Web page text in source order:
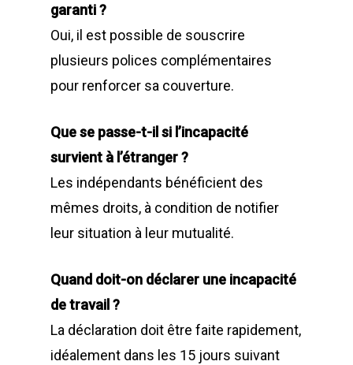
garanti ?
Oui, il est possible de souscrire
plusieurs polices complémentaires
pour renforcer sa couverture.
Que se passe-t-il si l’incapacité
survient à l’étranger ?
Les indépendants bénéficient des
mêmes droits, à condition de notifier
leur situation à leur mutualité.
Quand doit-on déclarer une incapacité
de travail ?
La déclaration doit être faite rapidement,
idéalement dans les 15 jours suivant